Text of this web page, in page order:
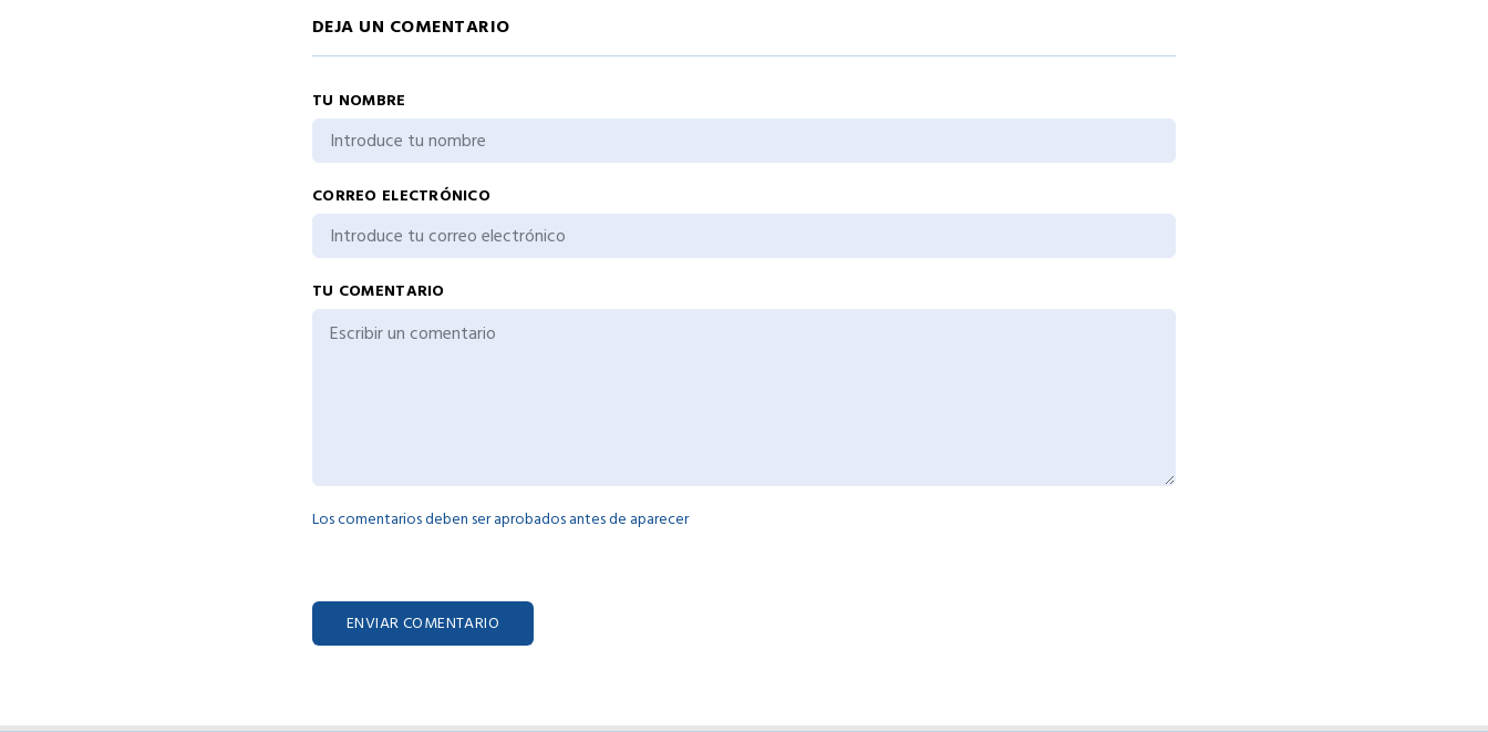
DEJA UN COMENTARIO
TU NOMBRE
CORREO ELECTRÓNICO
TU COMENTARIO
Los comentarios deben ser aprobados antes de aparecer
ENVIAR COMENTARIO